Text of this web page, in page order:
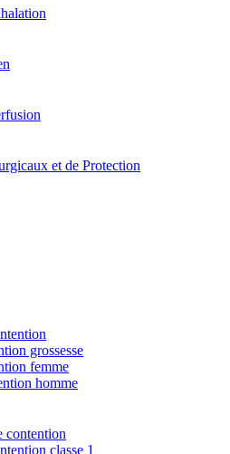
et de Protection
grossesse
femme
homme
contention
classe 1